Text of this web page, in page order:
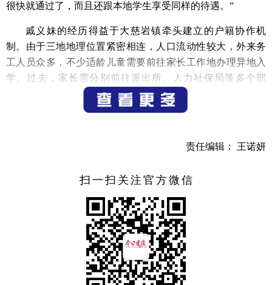
很快就通过了，而且还跟本地学生享受同样的待遇。”
戚义妹的经历得益于大慈岩镇牵头建立的户籍协作机
制。由于三地地理位置紧密相连，人口流动性较大，外来务
工人员众多，不少适龄儿童需要前往家长工作地办理异地入
学。过去，家长需分别前往派出所、人力社保局等多个部
门，办理居住证、社保缴纳证明等繁琐手续，流程复杂，效
率低下。对此，三地通过优化户籍审核流程，固化“一地受
如今，三地群众如需办理户籍事项，只需到“家门口”的
已有500余名异地户籍学生实现就近入学，让三地学生享受到
了便捷、均等的教育资源。
上午9时，一辆“明清古韵·浙硒莲盟”城乡公交班车已停靠
在龙游县横山镇志棠村公交站。不少乘客已经早早等候在
此，有序上车。家住志棠村的乘客罗水松高兴地说：“我们老
年人出门不方便，过去没车很麻烦，现在有跨区域公交车就
责任编辑： 王诺妍
扫一扫关注官方微信